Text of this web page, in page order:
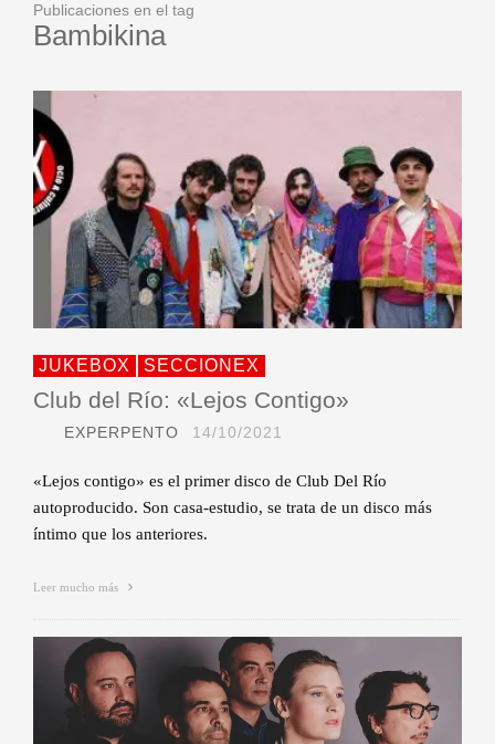
Publicaciones en el tag
Bambikina
JUKEBOX SECCIONEX
Club del Río: «Lejos Contigo»
EXPERPENTO 14/10/2021
«Lejos contigo» es el primer disco de Club Del Río
autoproducido. Son casa-estudio, se trata de un disco más
íntimo que los anteriores.
Leer mucho más